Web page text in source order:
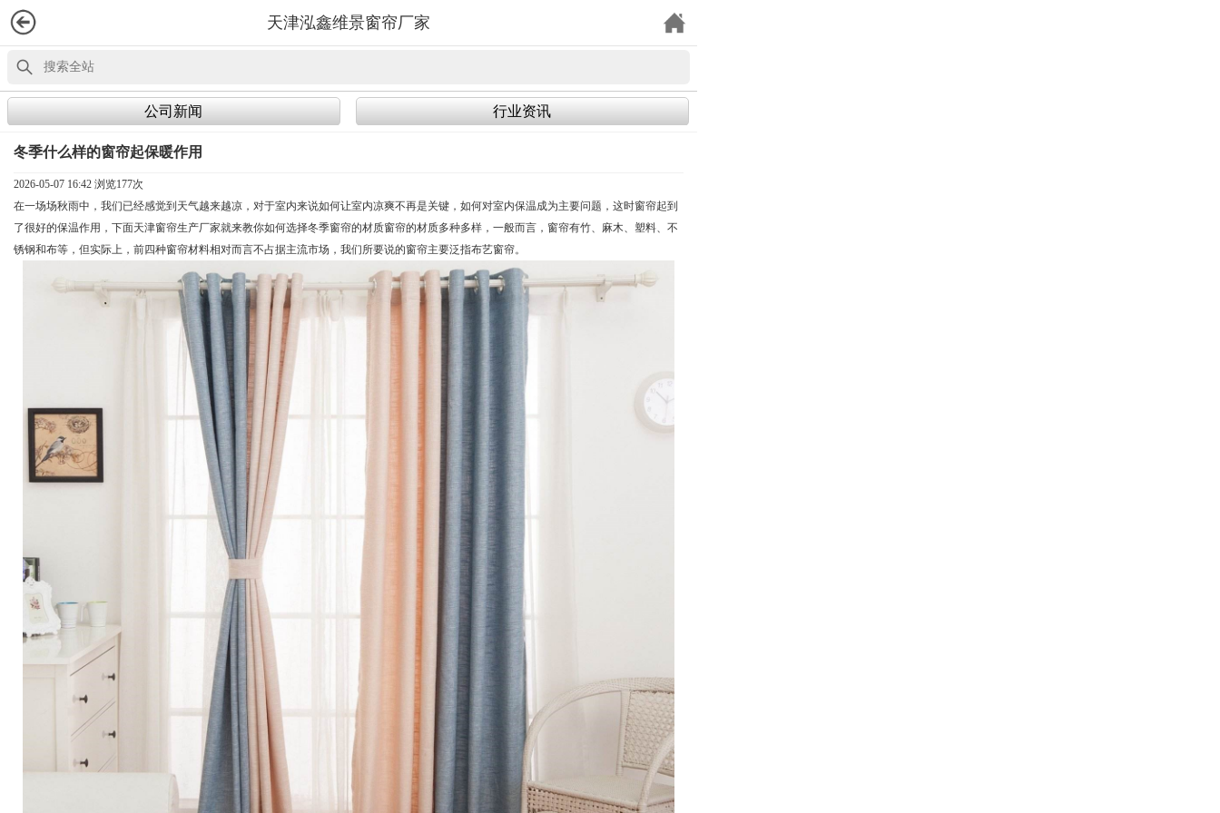
天津泓鑫维景窗帘厂家
公司新闻 行业资讯
冬季什么样的窗帘起保暖作用
2026-05-07 16:42 浏览177次
在一场场秋雨中，我们已经感觉到天气越来越凉，对于室内来说如何让室内凉爽不再是关键，如何对室内保温成为主要问题，这时窗帘起到
了很好的保温作用，下面天津窗帘生产厂家就来教你如何选择冬季窗帘的材质窗帘的材质多种多样，一般而言，窗帘有竹、麻木、塑料、不
锈钢和布等，但实际上，前四种窗帘材料相对而言不占据主流市场，我们所要说的窗帘主要泛指布艺窗帘。